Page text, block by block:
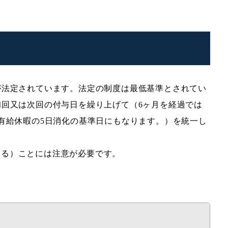
定されています。法定の制度は最低基準とされてい
又は次回の付与日を繰り上げて（6ヶ月を経過では
休暇の5日消化の基準日にもなります。）を統一し
）ことには注意が必要です。